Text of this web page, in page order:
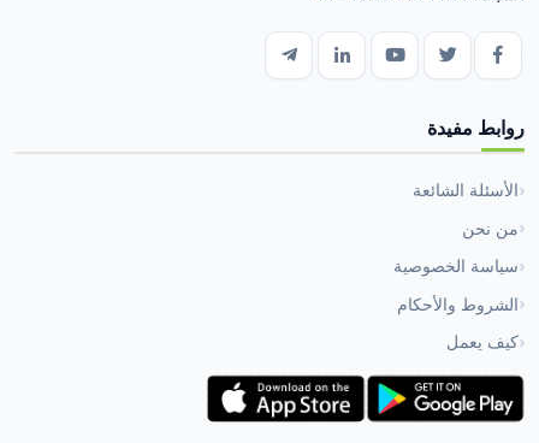
روابط مفيدة
الأسئلة الشائعة
من نحن
سياسة الخصوصية
الشروط والأحكام
كيف يعمل